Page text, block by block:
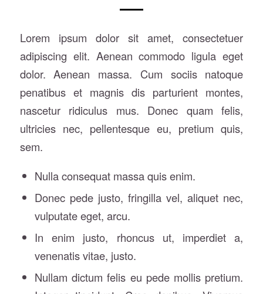
Lorem ipsum dolor sit amet, consectetuer
adipiscing elit. Aenean commodo ligula eget
dolor. Aenean massa. Cum sociis natoque
penatibus et magnis dis parturient montes,
nascetur ridiculus mus. Donec quam felis,
ultricies nec, pellentesque eu, pretium quis,
sem.
Nulla consequat massa quis enim.
Donec pede justo, fringilla vel, aliquet nec,
vulputate eget, arcu.
In enim justo, rhoncus ut, imperdiet a,
venenatis vitae, justo.
Nullam dictum felis eu pede mollis pretium.